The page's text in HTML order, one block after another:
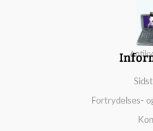
Fortrydelses-